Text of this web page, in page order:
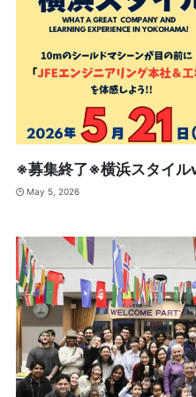
※募集終了※横浜スタイル
May 5, 2026